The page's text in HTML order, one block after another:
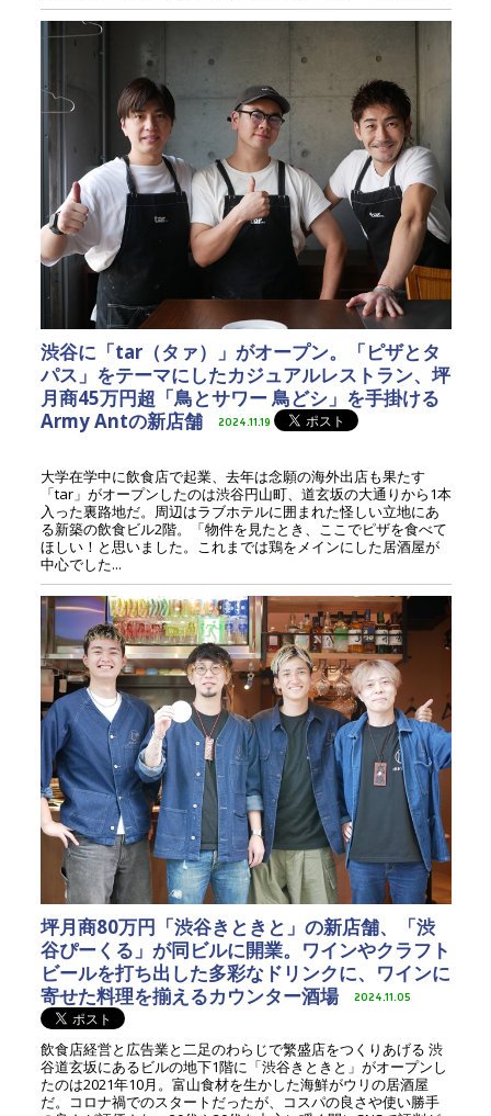
渋谷に「tar（タァ）」がオープン。「ピザとタ
パス」をテーマにしたカジュアルレストラン、坪
月商45万円超「鳥とサワー 鳥どシ」を手掛ける
Army Antの新店舗
2024.11.19
大学在学中に飲食店で起業、去年は念願の海外出店も果たす
「tar」がオープンしたのは渋谷円山町、道玄坂の大通りから1本
入った裏路地だ。周辺はラブホテルに囲まれた怪しい立地にあ
る新築の飲食ビル2階。「物件を見たとき、ここでピザを食べて
ほしい！と思いました。これまでは鶏をメインにした居酒屋が
中心でした...
坪月商80万円「渋谷きときと」の新店舗、「渋
谷ぴーくる」が同ビルに開業。ワインやクラフト
ビールを打ち出した多彩なドリンクに、ワインに
寄せた料理を揃えるカウンター酒場
2024.11.05
飲食店経営と広告業と二足のわらじで繁盛店をつくりあげる 渋
谷道玄坂にあるビルの地下1階に「渋谷きときと」がオープンし
たのは2021年10月。富山食材を生かした海鮮がウリの居酒屋
だ。コロナ禍でのスタートだったが、コスパの良さや使い勝手